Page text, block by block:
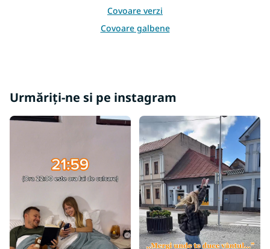
Covoare verzi
Covoare galbene
Covoare mov
Covoare portocalii
Covoare 60x100
Covoare 60x120
Covoare 80x150
Covoare 80x200
Covoare 80x300
Covoare 90x200
Covoare 100x200
Urmăriți-ne si pe instagram